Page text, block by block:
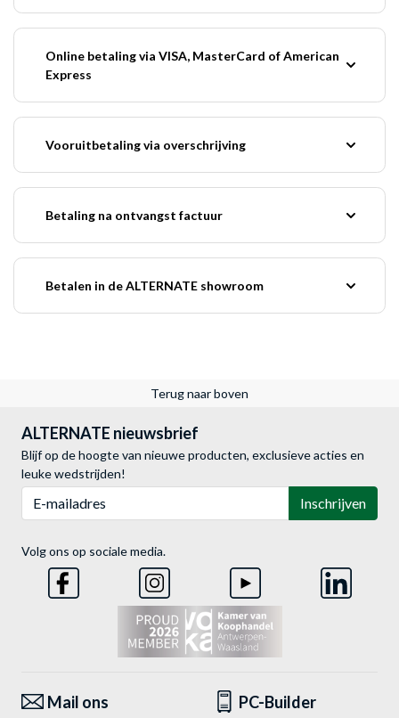
Online betaling via VISA, MasterCard of American
Express
Vooruitbetaling via overschrijving
Betaling na ontvangst factuur
Betalen in de ALTERNATE showroom
Terug naar boven
ALTERNATE nieuwsbrief
Blijf op de hoogte van nieuwe producten, exclusieve acties en
leuke wedstrijden!
Inschrijven
Volg ons op sociale media.
Mail ons PC-Builder